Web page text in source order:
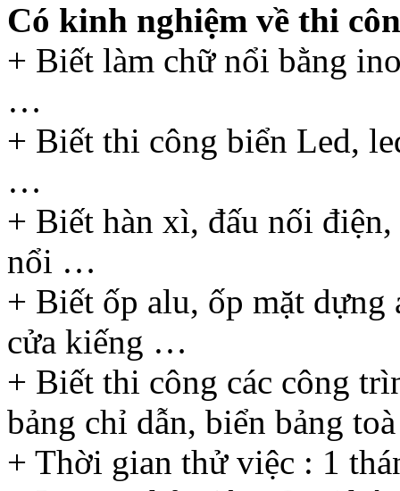
Có kinh nghiệm về thi
+ Biết làm chữ nổi bằng
…
+ Biết thi công biển Led,
…
+ Biết hàn xì, đấu nối
nổi …
+ Biết ốp alu, ốp mặt
cửa kiếng …
+ Biết thi công các công
bảng chỉ dẫn, biển bảng
+ Thời gian thử việc : 1